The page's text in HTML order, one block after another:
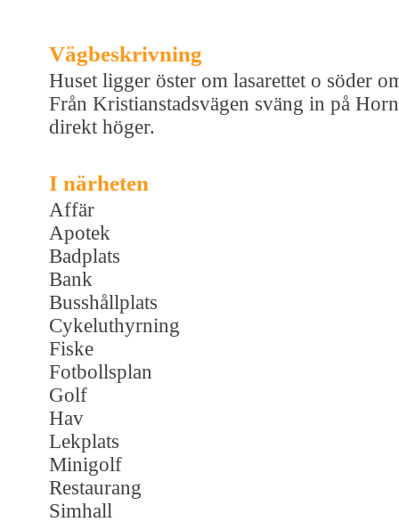
Vägbeskrivning
Huset ligger öster om lasarettet o söder
Från Kristianstadsvägen sväng in på
direkt höger.
I närheten
Affär
Apotek
Badplats
Bank
Busshållplats
Cykeluthyrning
Fiske
Fotbollsplan
Golf
Hav
Lekplats
Minigolf
Restaurang
Simhall